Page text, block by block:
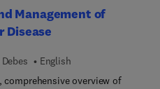
live in countries where being
kills more people than being
second issue (of two), key
including bariatric surgery,
and lifestyle modifications.
Management of
Disease
English
comprehensive overview of